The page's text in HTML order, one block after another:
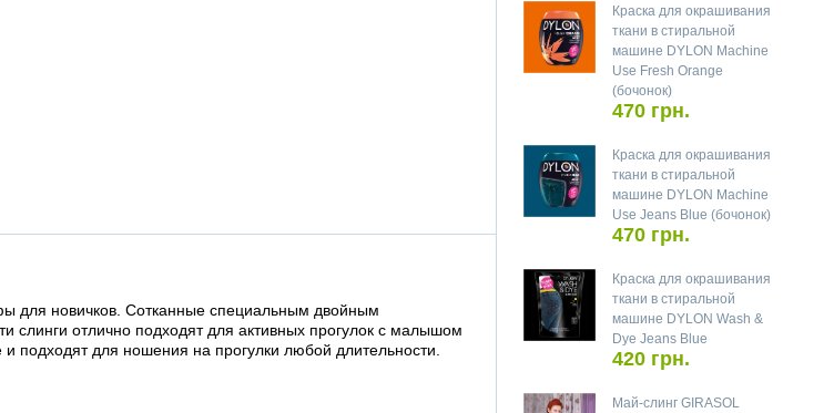
для новичков. Сотканные специальным двойным
слинги отлично подходят для активных прогулок с малышом
и подходят для ношения на прогулки любой длительности.
Краска для окрашивания
ткани в стиральной
машине DYLON Machine
Use Fresh Orange
(бочонок)
470 грн.
Краска для окрашивания
ткани в стиральной
машине DYLON Machine
Use Jeans Blue (бочонок)
470 грн.
Краска для окрашивания
ткани в стиральной
машине DYLON Wash &
Dye Jeans Blue
420 грн.
Май-слинг GIRASOL